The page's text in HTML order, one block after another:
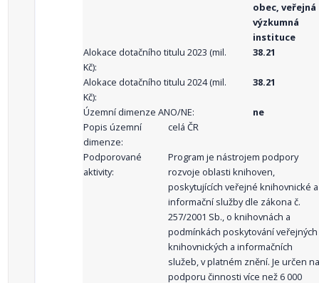
obec, veřejná
výzkumná
instituce
Alokace dotačního titulu 2023 (mil.
Kč):
38.21
Alokace dotačního titulu 2024 (mil.
Kč):
38.21
Územní dimenze ANO/NE:
ne
Popis územní
dimenze:
celá ČR
Podporované
aktivity:
Program je nástrojem podpory
rozvoje oblasti knihoven,
poskytujících veřejné knihovnické a
informační služby dle zákona č.
257/2001 Sb., o knihovnách a
podmínkách poskytování veřejných
knihovnických a informačních
služeb, v platném znění. Je určen na
podporu činnosti více než 6 000